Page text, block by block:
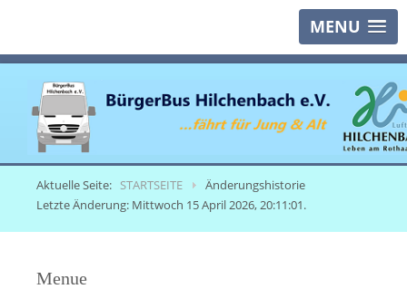
MENU
Aktuelle Seite: STARTSEITE
Änderungshistorie
Letzte Änderung: Mittwoch 15 April 2026, 20:11:01.
Menue